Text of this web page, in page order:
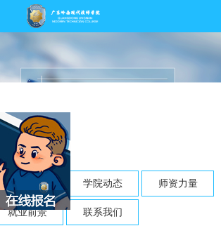
校企合作 学院动态 师资力量
就业前景 联系我们